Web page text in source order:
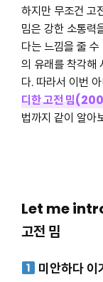
하지만 무조건 고
밈은 강한 소통력
다는 느낌을 줄
의 유래를 착각해
다. 따라서 이번
디한 고전 밈
법까지 같이 알아
Let me
고전 밈
미안하다 이